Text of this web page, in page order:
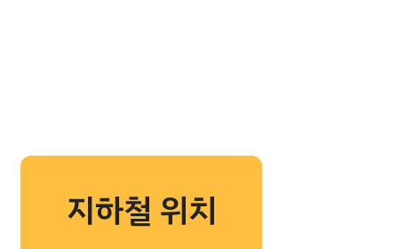
지하철 위치